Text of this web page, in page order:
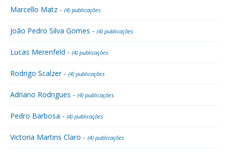
Marcello Matz - (4) publicações
João Pedro Silva Gomes - (4) publicações
Lucas Merenfeld - (4) publicações
Rodrigo Scalzer - (4) publicações
Adriano Rodrigues - (4) publicações
Pedro Barbosa - (4) publicações
Victoria Martins Claro - (4) publicações